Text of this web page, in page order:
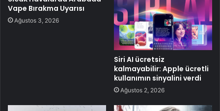
Vape Bırakma Uyarısı
Ağustos 3, 2026
Siri AI ücretsiz
kalmayabilir: Apple ücretli
kullanımın sinyalini verdi
Ağustos 2, 2026